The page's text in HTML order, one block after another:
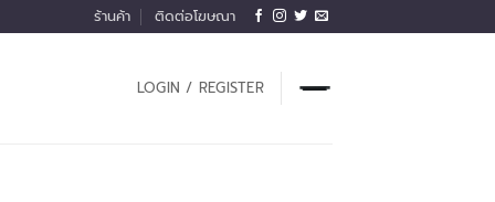
ร้านค้า ติดต่อโฆษณา
LOGIN / REGISTER